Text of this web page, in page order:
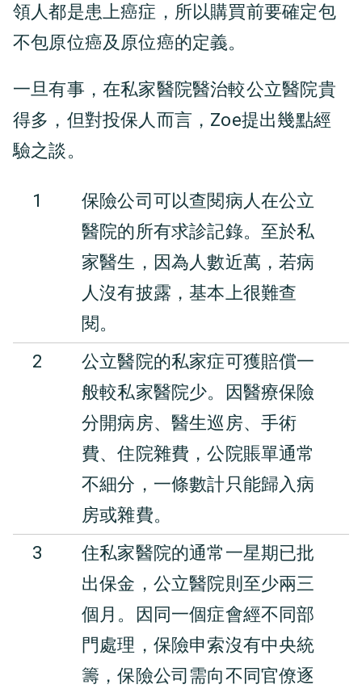
領人都是患上癌症，所以購買前要確定包
不包原位癌及原位癌的定義。
一旦有事，在私家醫院醫治較公立醫院貴
得多，但對投保人而言，Zoe提出幾點經
驗之談。
1
保險公司可以查閱病人在公立
醫院的所有求診記錄。至於私
家醫生，因為人數近萬，若病
人沒有披露，基本上很難查
閱。
2
公立醫院的私家症可獲賠償一
般較私家醫院少。因醫療保險
分開病房、醫生巡房、手術
費、住院雜費，公院賬單通常
不細分，一條數計只能歸入病
房或雜費。
3
住私家醫院的通常一星期已批
出保金，公立醫院則至少兩三
個月。因同一個症會經不同部
門處理，保險申索沒有中央統
籌，保險公司需向不同官僚逐